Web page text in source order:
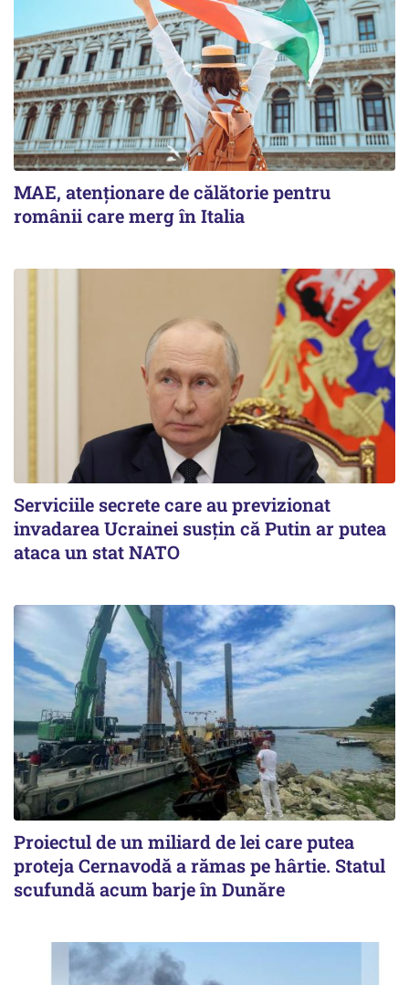
MAE, atenționare de călătorie pentru
românii care merg în Italia
Serviciile secrete care au previzionat
invadarea Ucrainei susțin că Putin ar putea
ataca un stat NATO
Proiectul de un miliard de lei care putea
proteja Cernavodă a rămas pe hârtie. Statul
scufundă acum barje în Dunăre